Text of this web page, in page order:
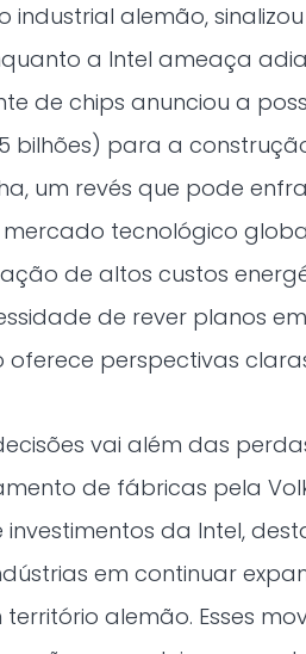
industrial alemão,
a Intel ameaça
de chips anunciou a
bilhões) para a
um revés que pode
tecnológico
de altos custos
de rever planos
perspectivas
vai além das
de fábricas pela
da Intel,
em continuar
alemão. Esses